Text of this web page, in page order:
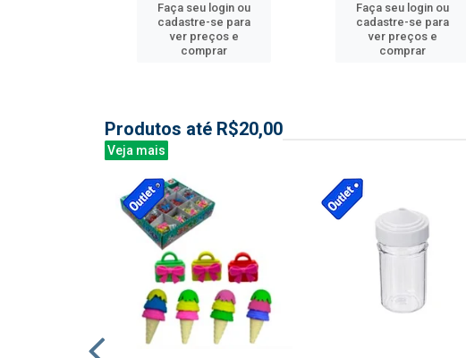
Faça seu login ou
cadastre-se para
ver preços e
comprar
Faça seu login ou
cadastre-se para
ver preços e
comprar
Produtos até R$20,00
Veja mais